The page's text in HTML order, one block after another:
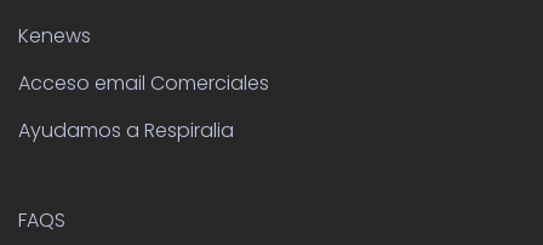
Kenews
Acceso email Comerciales
Ayudamos a Respiralia
FAQS